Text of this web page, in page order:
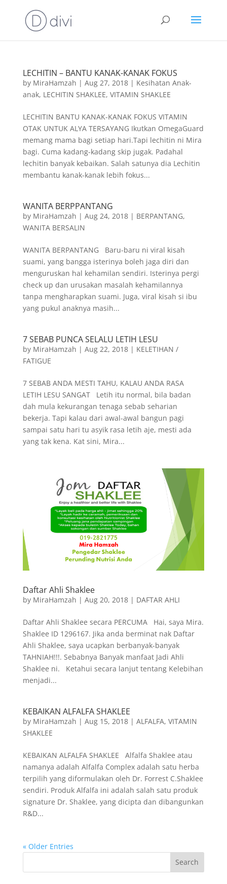
LECHITIN – BANTU KANAK-KANAK FOKUS
by MiraHamzah | Aug 27, 2018| Kesihatan Anak-
anak, LECHITIN SHAKLEE, VITAMIN SHAKLEE
LECHITIN BANTU KANAK-KANAK FOKUS VITAMIN
OTAK UNTUK ALYA TERSAYANG Ikutkan OmegaGuard
memang mama bagi setiap hari.Tapi lechitin ni Mira
bagi. Cuma kadang-kadang skip jugak. Padahal
lechitin banyak kebaikan. Salah satunya dia Lechitin
membantu kanak-kanak lebih fokus...
WANITA BERPPANTANG
by MiraHamzah | Aug 24, 2018| BERPANTANG,
WANITA BERSALIN
WANITA BERPANTANG Baru-baru ni viral kisah
suami, yang bangga isterinya boleh jaga diri dan
menguruskan hal kehamilan sendiri. Isterinya pergi
check up dan urusakan masalah kehamilannya
tanpa mengharapkan suami. Juga, viral kisah si ibu
yang pukul anaknya masih...
7 SEBAB PUNCA SELALU LETIH LESU
by MiraHamzah | Aug 22, 2018| KELETIHAN /
FATIGUE
7 SEBAB ANDA MESTI TAHU, KALAU ANDA RASA
LETIH LESU SANGAT Letih itu normal, bila badan
dah mula kekurangan tenaga sebab seharian
bekerja. Tapi kalau dari awal-awal bangun pagi
sampai satu hari tu asyik rasa letih aje, mesti ada
yang tak kena. Kat sini, Mira...
Daftar Ahli Shaklee
by MiraHamzah | Aug 20, 2018| DAFTAR AHLI
Daftar Ahli Shaklee secara PERCUMA Hai, saya Mira.
Shaklee ID 1296167. Jika anda berminat nak Daftar
Ahli Shaklee, saya ucapkan berbanyak-banyak
TAHNIAH!!!. Sebabnya Banyak manfaat Jadi Ahli
Shaklee ni. Ketahui secara lanjut tentang Kelebihan
menjadi...
KEBAIKAN ALFALFA SHAKLEE
by MiraHamzah | Aug 15, 2018| ALFALFA, VITAMIN
SHAKLEE
KEBAIKAN ALFALFA SHAKLEE Alfalfa Shaklee atau
namanya adalah Alfalfa Complex adalah satu herba
terpilih yang diformulakan oleh Dr. Forrest C.Shaklee
sendiri. Produk Alfalfa ini adalah salah satu produk
signature Dr. Shaklee, yang dicipta dan dibangunkan
R&D...
« Older Entries